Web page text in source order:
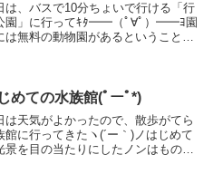
は、バスで10分ちょいで行ける「行
園」に行ってｷﾀ━━（ﾟ∀ﾟ）━━ﾖ園
は無料の動物園があるということ
けどｗ環境促進事...
めての水族館(ﾟーﾟ*)
は天気がよかったので、散歩がてら
館に行ってきたヽ(´ー｀)ノはじめて
景を目の当たりにしたノンはものす